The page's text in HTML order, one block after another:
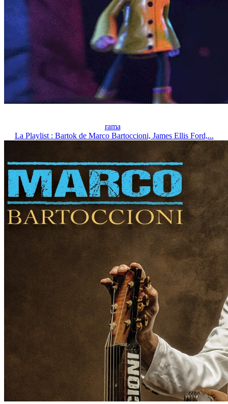
rama
La Playlist : Bartok de Marco Bartoccioni, James Ellis Ford,...